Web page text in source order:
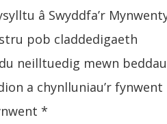
â Swyddfa’r
pob claddedigaeth
neilltuedig mewn
a chynlluniau’r fynwent
*